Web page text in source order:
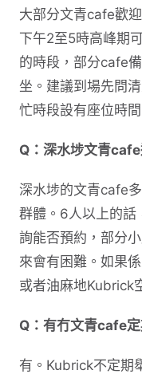
大部分文青cafe歡
下午2至5時高峰期
的時段，部分cafe
坐。建議到場先問
忙時段設有座位時間
Q：深水埗文青
深水埗的文青cafe
群體。6人以上的話
詢能否預約，部分
來會有困難。如果
或者油麻地Kubrick
Q：有冇文青cafe
有。Kubrick不定期